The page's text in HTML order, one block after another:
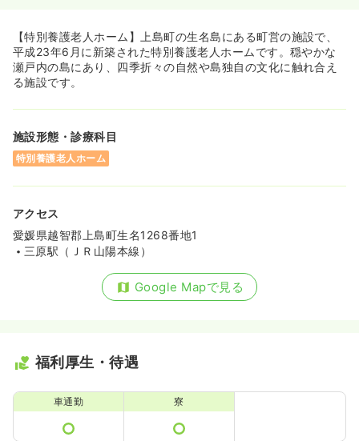
【特別養護老人ホーム】上島町の生名島にある町営の施設で、
平成23年6月に新築された特別養護老人ホームです。穏やかな
瀬戸内の島にあり、四季折々の自然や島独自の文化に触れ合え
る施設です。
施設形態・診療科目
特別養護老人ホーム
アクセス
愛媛県越智郡上島町生名1268番地1
三原駅（ＪＲ山陽本線）
Google Mapで見る
福利厚生・待遇
車通勤 寮